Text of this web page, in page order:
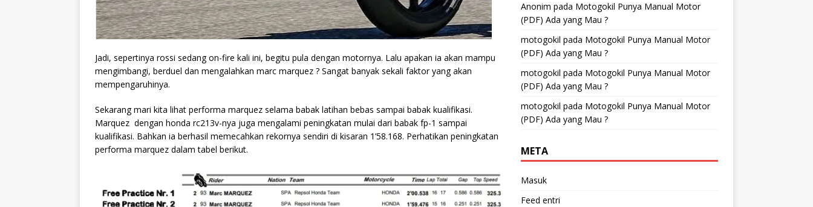
Jadi, sepertinya rossi sedang on-fire kali ini, begitu pula dengan motornya. Lalu apakan ia akan mampu
mengimbangi, berduel dan mengalahkan marc marquez ? Sangat banyak sekali faktor yang akan
mempengaruhinya.
Sekarang mari kita lihat performa marquez selama babak latihan bebas sampai babak kualifikasi.
Marquez dengan honda rc213v-nya juga mengalami peningkatan mulai dari babak fp-1 sampai
kualifikasi. Bahkan ia berhasil memecahkan rekornya sendiri di kisaran 1’58.168. Perhatikan peningkatan
performa marquez dalam tabel berikut.
Anonim pada Motogokil Punya Manual Motor
(PDF) Ada yang Mau ?
motogokil pada Motogokil Punya Manual Motor
(PDF) Ada yang Mau ?
motogokil pada Motogokil Punya Manual Motor
(PDF) Ada yang Mau ?
motogokil pada Motogokil Punya Manual Motor
(PDF) Ada yang Mau ?
META
Masuk
Feed entri